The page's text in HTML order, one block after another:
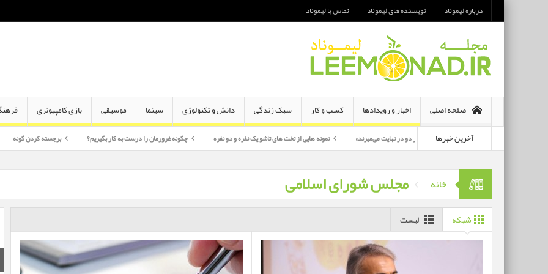
درباره لیموناد نویسنده های لیموناد تماس با لیموناد
صفحه اصلی اخبار و رویدادها کسب و کار سبک زندگی دانش و تکنولوژی سینما موسیقی بازی کامپیوتری
آخرین خبرها
معرفی رمان «هر دو در نهایت می‌میرند» نمونه هایی از تخت های تاشو یک نفره و دو نفره چگونه غرورمان را درست به کار بگیریم؟ برجسته کردن گونه اختلاف
خانه مجلس شورای اسلامی
شبکه لیست